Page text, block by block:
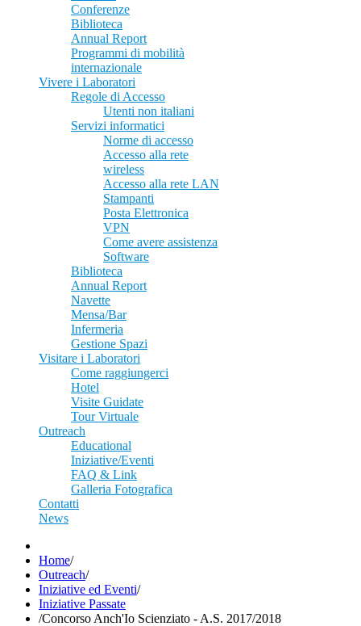
Conferenze
Biblioteca
Annual Report
Programmi di mobilità
internazionale
Vivere i Laboratori
Regole di Accesso
Utenti non italiani
Servizi informatici
Norme di accesso
Accesso alla rete
wireless
Accesso alla rete LAN
Stampanti
Posta Elettronica
VPN
Come avere assistenza
Software
Biblioteca
Annual Report
Navette
Mensa/Bar
Infermeria
Gestione Spazi
Visitare i Laboratori
Come raggiungerci
Hotel
Visite Guidate
Tour Virtuale
Outreach
Educational
Iniziative/Eventi
FAQ & Link
Galleria Fotografica
Contatti
News
Home/
Outreach/
Iniziative ed Eventi/
Iniziative Passate
/Concorso Anch'Io Scienziato - A.S. 2017/2018